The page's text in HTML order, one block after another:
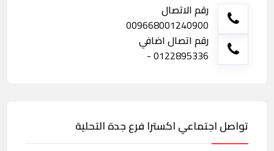
رقم الاتصال
009668001240900
رقم اتصال اضافي
0122895336 -
تواصل اجتماعي اكسترا فرع جدة التحلية